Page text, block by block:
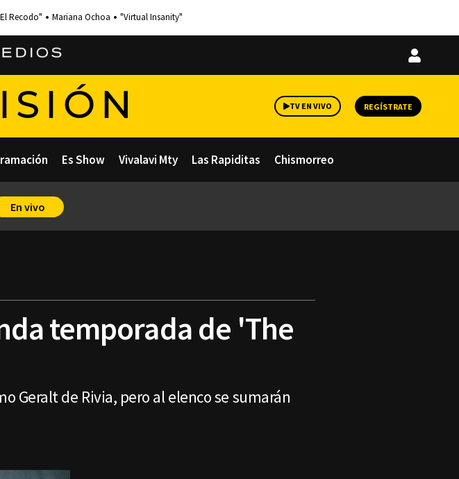
Recodo" Mariana Ochoa "Virtual Insanity"
Iniciar
TV EN VIVO REGÍSTRATE
Es Show Vivalavi Mty Las Rapiditas Chismorreo
En vivo
temporada de 'The
Geralt de Rivia, pero al elenco se sumarán